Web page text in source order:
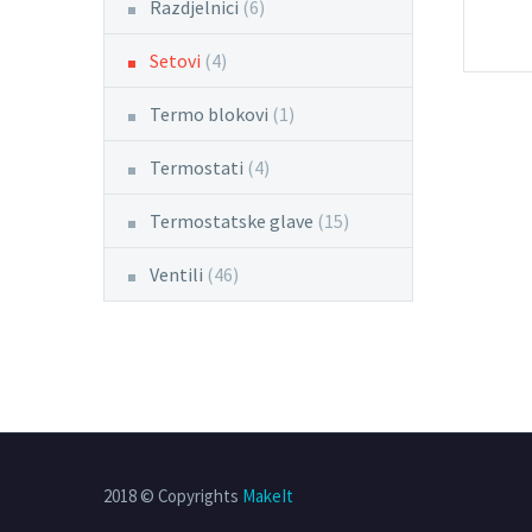
Razdjelnici (6)
Setovi (4)
Termo blokovi (1)
Termostati (4)
Termostatske glave (15)
Ventili (46)
2018 © Copyrights MakeIt